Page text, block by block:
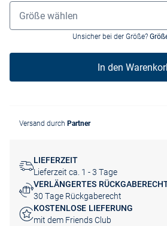
Größenauswahl
Größe wählen
Unsicher bei der Größe?
In den
Versand durch Partner
LIEFERZEIT
Lieferzeit ca. 1 - 3 Tage
VERLÄNGERTES
30 Tage Rückgaberecht
KOSTENLOSE LIEFERUNG
mit dem Friends Club